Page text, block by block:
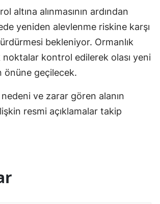
altına alınmasının ardından
yeniden alevlenme riskine karşı
bekleniyor. Ormanlık
noktalar kontrol edilerek olası yeni
önüne geçilecek.
nedeni ve zarar gören alanın
resmi açıklamalar takip